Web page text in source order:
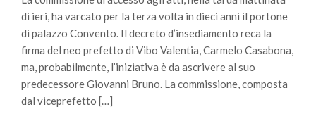
di ieri, ha varcato per la terza volta in dieci anni il portone
di palazzo Convento. Il decreto d’insediamento reca la
firma del neo prefetto di Vibo Valentia, Carmelo Casabona,
ma, probabilmente, l’iniziativa è da ascrivere al suo
predecessore Giovanni Bruno. La commissione, composta
dal viceprefetto […]